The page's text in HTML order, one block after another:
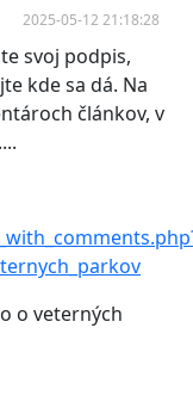
2025-05-12 21:18:28
svoj podpis,
kde sa dá. Na
článkov, v
o veterných